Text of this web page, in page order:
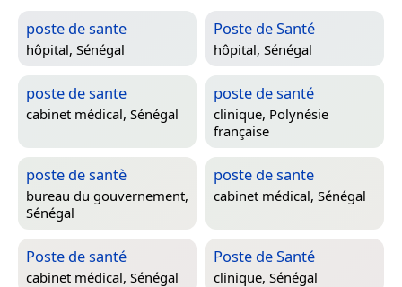
poste de sante
hôpital, Sénégal
Poste de Santé
hôpital, Sénégal
poste de sante
cabinet médical, Sénégal
poste de santé
clinique, Polynésie
française
poste de santè
bureau du gouvernement,
Sénégal
poste de sante
cabinet médical, Sénégal
Poste de santé
cabinet médical, Sénégal
Poste de Santé
clinique, Sénégal